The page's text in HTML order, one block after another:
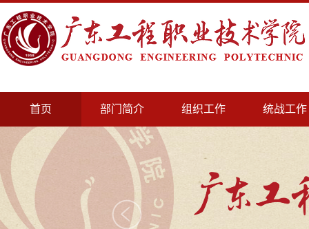
首页 部门简介 组织工作 统战工作